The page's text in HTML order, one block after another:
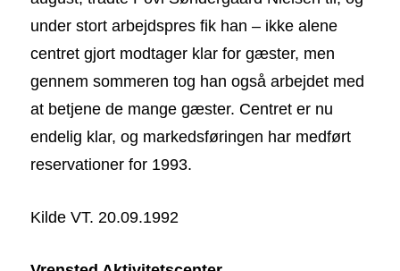
under stort arbejdspres fik han – ikke alene
centret gjort modtager klar for gæster, men
gennem sommeren tog han også arbejdet med
at betjene de mange gæster. Centret er nu
endelig klar, og markedsføringen har medført
reservationer for 1993.
Kilde VT. 20.09.1992